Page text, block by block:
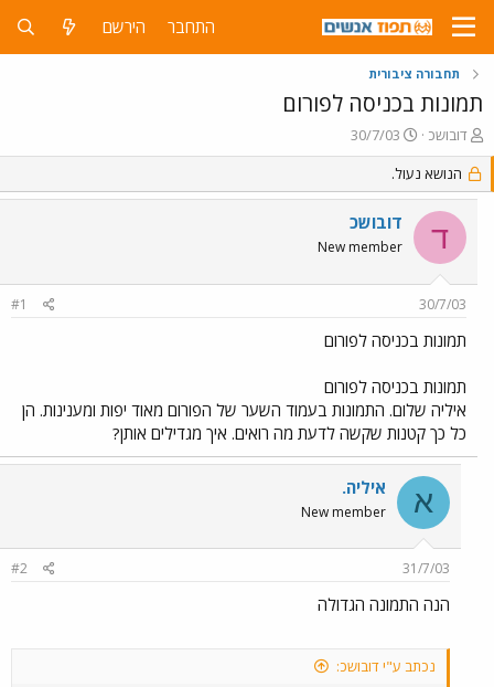
התחבר הירשם
תחבורה ציבורית
תמונות בכניסה לפורום
פ
ו
ת
ח
נ
דובושכ
פ
ו
ר
ס
ם
ב
ת
ך
30/7/03
הנושא נעול.
ד דובושכ
New member
30/7/03
#1
תמונות בכניסה לפורום
תמונות בכניסה לפורום
איליה שלום. התמונות בעמוד השער של הפורום מאוד יפות ומענינות. הן
כל כך קטנות שקשה לדעת מה רואים. איך מגדילים אותן?
א איליה.
New member
31/7/03
#2
הנה התמונה הגדולה
נכתב ע"י דובושכ: